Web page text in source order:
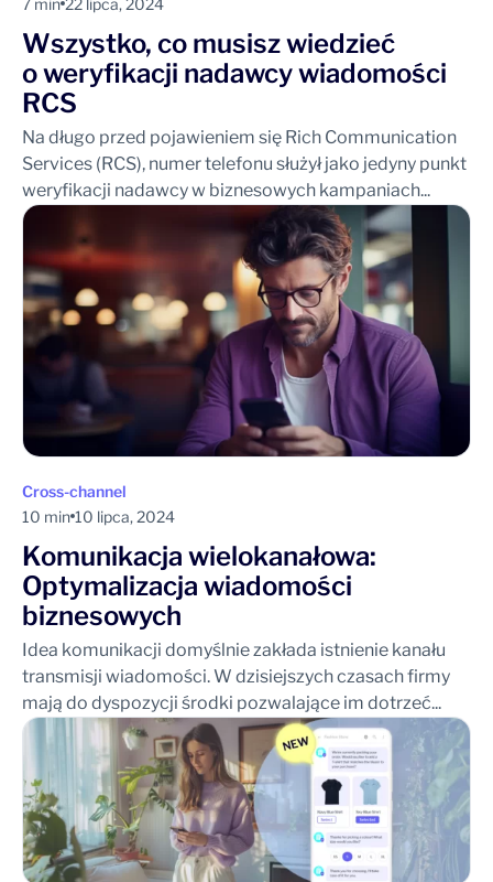
7 min 22 lipca, 2024
Wszystko, co musisz wiedzieć
o weryfikacji nadawcy wiadomości
RCS
Na długo przed pojawieniem się Rich Communication
Services (RCS), numer telefonu służył jako jedyny punkt
weryfikacji nadawcy w biznesowych kampaniach...
Cross-channel
10 min 10 lipca, 2024
Komunikacja wielokanałowa:
Optymalizacja wiadomości
biznesowych
Idea komunikacji domyślnie zakłada istnienie kanału
transmisji wiadomości. W dzisiejszych czasach firmy
mają do dyspozycji środki pozwalające im dotrzeć...